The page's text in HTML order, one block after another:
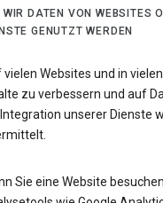
WIR DATEN VON WEBSITES
GENUTZT WERDEN
vielen Websites und in
zu verbessern und auf
unserer Dienste
Sie eine Website